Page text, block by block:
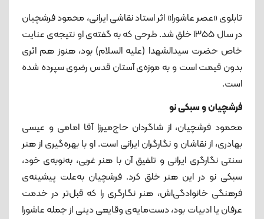
تابلوی «عصر عاشورا» اثر استاد نقاشی ایرانی، محمود فرشچیان
در سال ۱۳۵۵ خلق شد. طرحی که به گفته‌ی او نتیجه‌ی عنایت
خاص حضرت سیدالشهدا (علیه السلام) بود، هنوز هم اثری
بدون قیمت است و به موزه‌ی آستان قدس رضوی سپرده شده
است.
فرشچیان و سبکی نو
محمود فرشچیان، از شاگردان حاج‌میرزا آقا امامی و عیسی
بهادری،‌ از نقاشان و نگارگران ایرانی است. او با بهره‌گیری از هنر
سنتی نگارگری ایرانی و تلفیق آن با هنر غربی، به‌نوبه‌ی خود،
سبکی نو در این هنر خلق کرد. فرشچیان به‌علت پیشینه‌ی‌
فرهنگی خانوادگی‌اش، هنر نگارگری را که قبل‌تر در خدمت
عرفان یا ادبیات بود، دست‌مایه‌ی وقایعی دینی از جمله عاشورا